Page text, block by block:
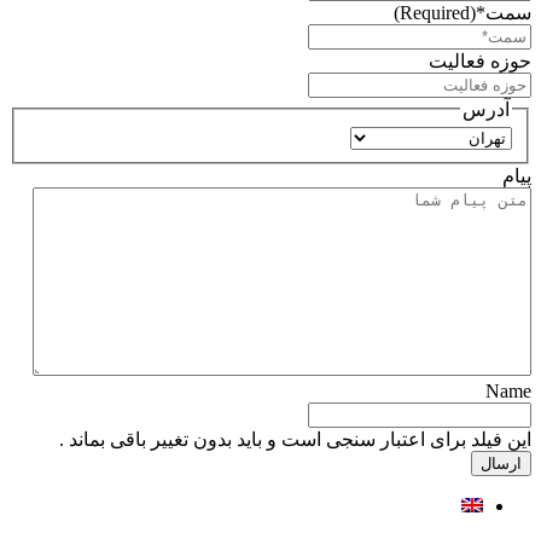
سمت*(Required)
حوزه فعالیت
آدرس
استان
پیام
Name
این فیلد برای اعتبار سنجی است و باید بدون تغییر باقی بماند .